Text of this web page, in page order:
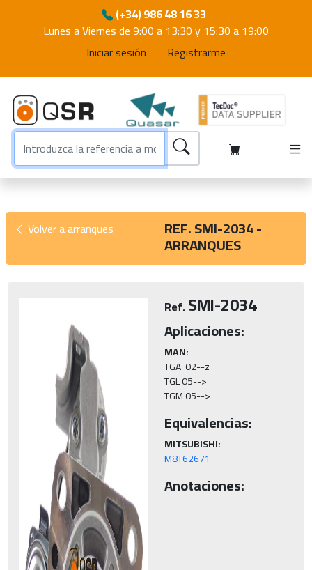
(+34) 986 48 16 33
Lunes a Viernes de 9:00 a 13:30 y 15:30 a 19:00
Iniciar sesión
Registrarme
Volver a arranques REF. SMI-2034 -
ARRANQUES
Ref.SMI-2034
Aplicaciones:
MAN:
TGA  02--z
TGL 05-->
Equivalencias:
MITSUBISHI:
M8T62671
Anotaciones: